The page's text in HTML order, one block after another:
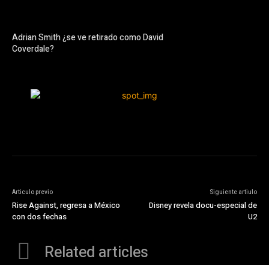
Adrian Smith ¿se ve retirado como David
Coverdale?
Articulo previo
Rise Against, regresa a México
con dos fechas
Siguiente artiulo
Disney revela docu-especial de
U2
Related articles